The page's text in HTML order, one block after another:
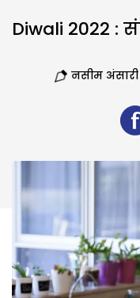
Diwali 2022 :
नसीम